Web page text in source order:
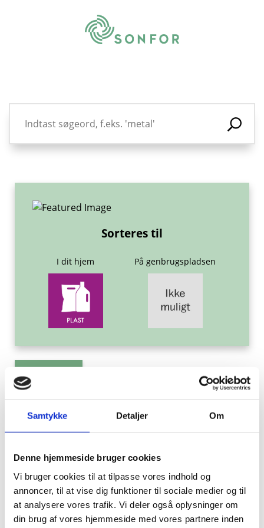
Samtykke Detaljer Om
Denne hjemmeside bruger cookies
Vi bruger cookies til at tilpasse vores indhold og
annoncer, til at vise dig funktioner til sociale medier og til
at analysere vores trafik. Vi deler også oplysninger om
din brug af vores hjemmeside med vores partnere inden
Engangshandsker af plastik må du gerne aflevere i
din genbrugsbeholder til Plast.
Sorteres til
I dit hjem På genbrugspladsen